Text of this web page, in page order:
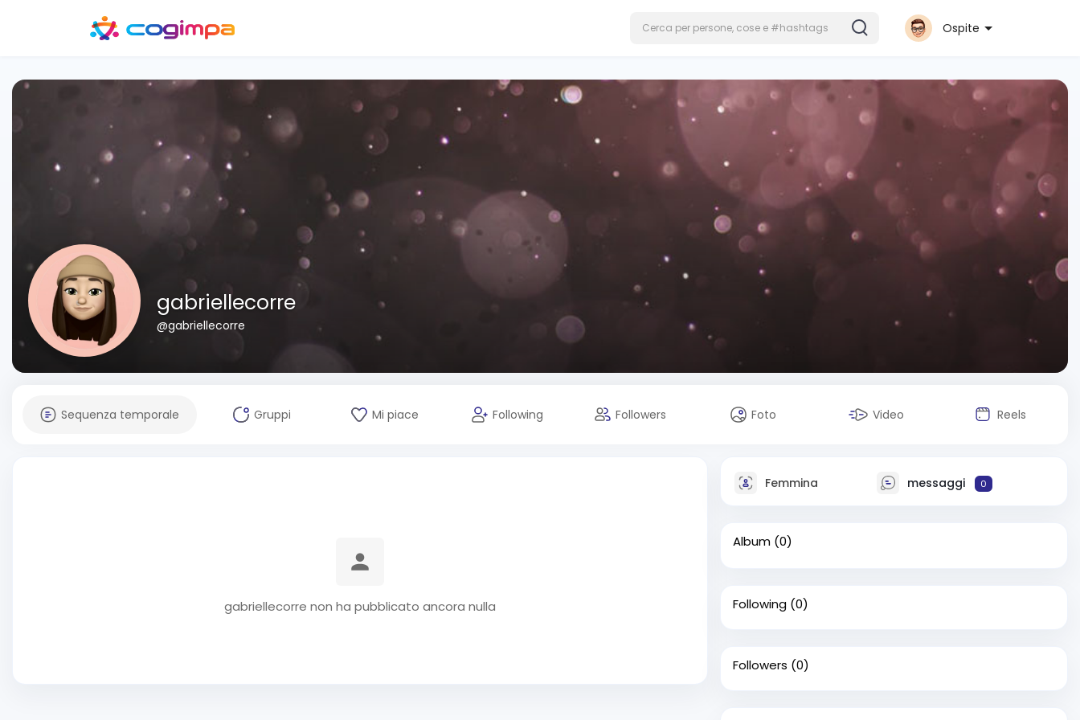
Ospite
gabriellecorre
@gabriellecorre
Sequenza temporale Gruppi Mi piace Following Followers Foto Video Reels
gabriellecorre non ha pubblicato ancora nulla
Femmina messaggi 0
Album (0)
Following (0)
Followers (0)